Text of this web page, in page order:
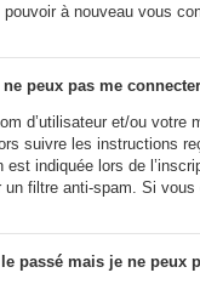
à nouveau vous
peux pas me
d’utilisateur et/ou
suivre les instructions
est indiquée lors de
un filtre anti-spam. Si
passé mais je ne peux